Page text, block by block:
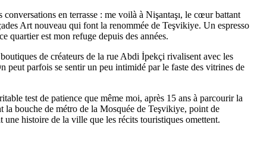
en terrasse : me voilà à Nişantaşı, le cœur battant
Art nouveau qui font la renommée de Teşvikiye. Un espresso
quartier est mon refuge depuis des années.
de créateurs de la rue Abdi İpekçi rivalisent avec les
peut parfois se sentir un peu intimidé par le faste des vitrines de
test de patience que même moi, après 15 ans à parcourir la
la bouche de métro de la Mosquée de Teşvikiye, point de
histoire de la ville que les récits touristiques omettent.